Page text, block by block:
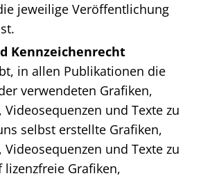
jeweilige Veröffentlichung
Kennzeichenrecht
in allen Publikationen die
verwendeten Grafiken,
und Texte zu
selbst erstellte Grafiken,
und Texte zu
Grafiken,